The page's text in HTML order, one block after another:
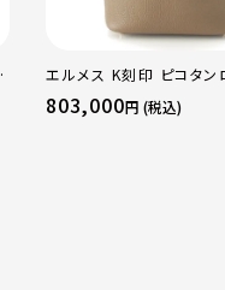
エルメス K刻印 ピコタン
18PM トリヨン ハンドバ
ド金具 エトゥープ
803,000円 (税込)